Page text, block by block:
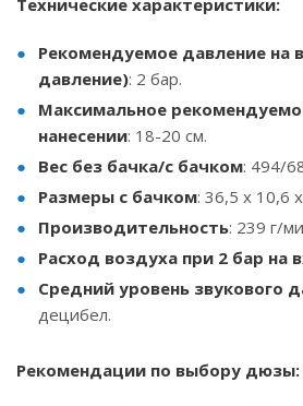
Технические характеристики:
Рекомендуемое давление на
давление): 2 бар.
Максимальное
нанесении: 18-20 см.
Вес без бачка/с бачком: 494/
Размеры с бачком: 36,5 x 10,6
Производительность: 239 г/
Расход воздуха при 2 бар на
Средний уровень звукового
децибел.
Рекомендации по выбору дюзы: